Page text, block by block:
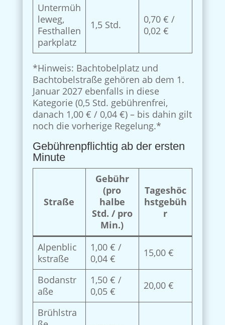
Untermüh
leweg,
Festhallen
parkplatz
1,5 Std.
0,70 € /
0,02 €
*Hinweis: Bachtobelplatz und
Bachtobelstraße gehören ab dem 1.
Januar 2027 ebenfalls in diese
Kategorie (0,5 Std. gebührenfrei,
danach 1,00 € / 0,04 €) – bis dahin gilt
noch die vorherige Regelung.*
Gebührenpflichtig ab der ersten
Minute
Straße
Gebühr
(pro
halbe
Std. / pro
Min.)
Tageshöc
hstgebüh
r
Alpenblic
kstraße
1,00 € /
0,04 €
15,00 €
Bodanstr
aße
1,50 € /
0,05 €
20,00 €
Brühlstra